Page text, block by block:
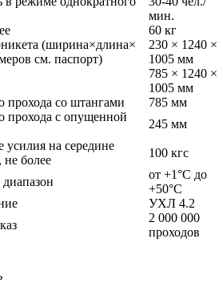
мин.
60 кг
(ширина×длина×
см. паспорт)
230 × 1240 ×
1005 мм
785 × 1240 ×
1005 мм
со штангами
785 мм
прохода с опущенной
245 мм
усилия на середине
более
100 кгс
от +1°C до
+50°C
УХЛ 4.2
2 000 000
проходов